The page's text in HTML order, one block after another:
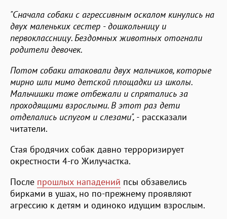
"Сначала собаки с агрессивным оскалом кинулись на
двух маленьких сестер - дошкольницу и
первоклассницу. Бездомных животных отогнали
родители девочек.
Потом собаки атаковали двух мальчиков, которые
мирно шли мимо детской площадки из школы.
Мальчишки тоже отбежали и спрятались за
проходящими взрослыми. В этот раз дети
отделались испугом и слезами", - рассказали
читатели.
Стая бродячих собак давно терроризирует
окрестности 4-го Жилучастка.
После прошлых нападений псы обзавелись
бирками в ушах, но по-прежнему проявляют
агрессию к детям и одиноко идущим взрослым.